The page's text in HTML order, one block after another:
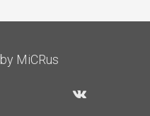
by MiCRus